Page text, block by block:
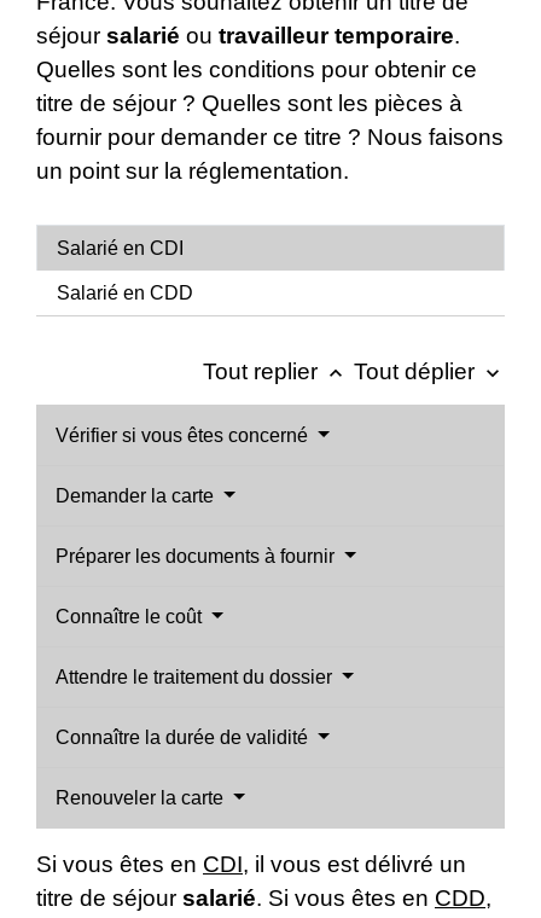
séjour salarié ou travailleur temporaire.
Quelles sont les conditions pour obtenir ce
titre de séjour ? Quelles sont les pièces à
fournir pour demander ce titre ? Nous faisons
un point sur la réglementation.
Salarié en CDI
Salarié en CDD
Tout replier keyboard_arrow_up Tout déplier keyboard_arrow_down
Vérifier si vous êtes concerné
Demander la carte
Préparer les documents à fournir
Connaître le coût
Attendre le traitement du dossier
Connaître la durée de validité
Renouveler la carte
Si vous êtes en CDI, il vous est délivré un
titre de séjour salarié. Si vous êtes en CDD,